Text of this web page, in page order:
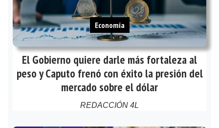
El Gobierno quiere darle más fortaleza al
peso y Caputo frenó con éxito la presión del
mercado sobre el dólar
REDACCIÓN 4L
Economía